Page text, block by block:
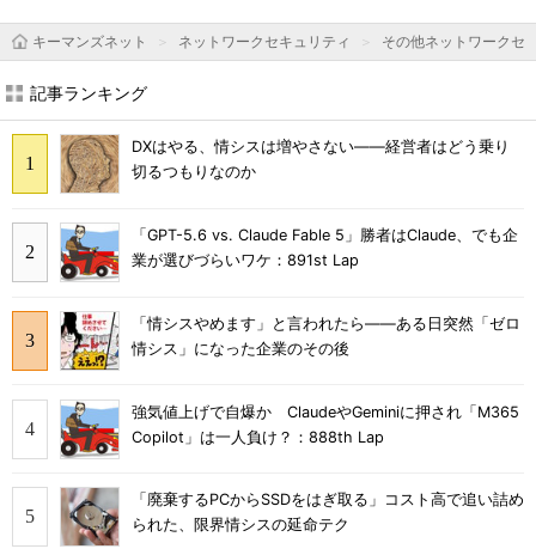
キーマンズネット ネットワークセキュリティ その他ネットワークセ
記事ランキング
DXはやる、情シスは増やさない――経営者はどう乗り
切るつもりなのか
「GPT-5.6 vs. Claude Fable 5」勝者はClaude、でも企
業が選びづらいワケ：891st Lap
「情シスやめます」と言われたら――ある日突然「ゼロ
情シス」になった企業のその後
強気値上げで自爆か ClaudeやGeminiに押され「M365
Copilot」は一人負け？：888th Lap
「廃棄するPCからSSDをはぎ取る」コスト高で追い詰め
られた、限界情シスの延命テク